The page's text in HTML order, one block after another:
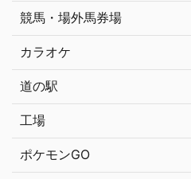
競馬・場外馬券場
カラオケ
道の駅
工場
ポケモンGO